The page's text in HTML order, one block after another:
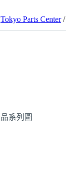
Tokyo Parts Center/